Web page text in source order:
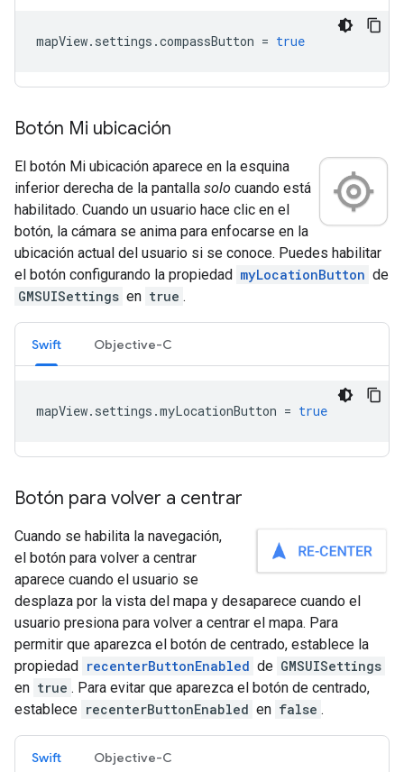
mapView. settings .compassButton = true
Botón Mi ubicación
El botón Mi ubicación aparece en la esquina
inferior derecha de la pantalla solo cuando está
habilitado. Cuando un usuario hace clic en el
botón, la cámara se anima para enfocarse en la
ubicación actual del usuario si se conoce. Puedes habilitar
el botón configurando la propiedad myLocationButton de
GMSUISettings en true .
Swift Objective-C
mapView. settings .myLocationButton = true
Botón para volver a centrar
Cuando se habilita la navegación,
el botón para volver a centrar
aparece cuando el usuario se
desplaza por la vista del mapa y desaparece cuando el
usuario presiona para volver a centrar el mapa. Para
permitir que aparezca el botón de centrado, establece la
propiedad recenterButtonEnabled de GMSUISettings
en true . Para evitar que aparezca el botón de centrado,
establece recenterButtonEnabled en false .
Swift Objective-C